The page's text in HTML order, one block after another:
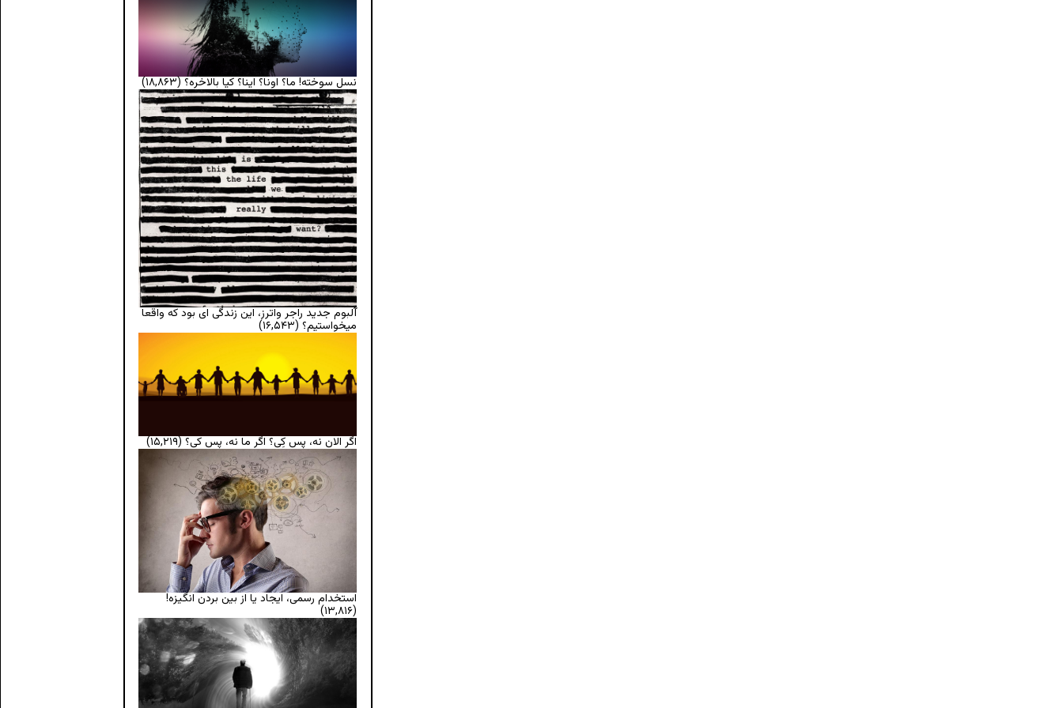
نسل سوخته! ما؟ اونا؟ اینا؟ کیا بالاخره؟ (۱۸,۸۶۳)
آلبوم جدید راجر واترز، این زندگی ای بود که واقعا
میخواستیم؟ (۱۶,۵۴۳)
اگر الان نه، پس کِی؟ اگر ما نه، پس کی؟ (۱۵,۲۱۹)
استخدام رسمی، ایجاد یا از بین بردن انگیزه!
(۱۳,۸۱۶)